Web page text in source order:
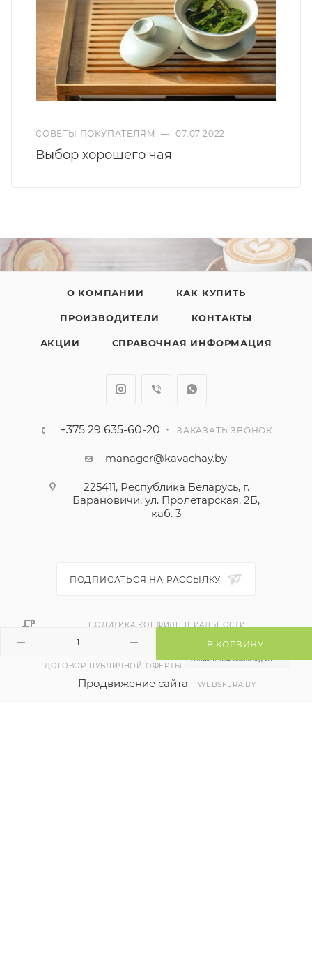
В КОРЗИНУ
СОВЕТЫ ПОКУПАТЕЛЯМ — 07.07.2022
Выбор хорошего чая
О КОМПАНИИ КАК КУПИТЬ
ПРОИЗВОДИТЕЛИ КОНТАКТЫ
АКЦИИ СПРАВОЧНАЯ ИНФОРМАЦИЯ
+375 29 635-60-20 ЗАКАЗАТЬ ЗВОНОК
manager@kavachay.by
225411, Республика Беларусь, г.
Барановичи, ул. Пролетарская, 2Б,
каб. 3
ПОДПИСАТЬСЯ НА РАССЫЛКУ
ПОЛИТИКА КОНФИДЕНЦИАЛЬНОСТИ
ДОГОВОР ПУБЛИЧНОЙ ОФЕРТЫ
Продвижение сайта -WEBSFERA.BY